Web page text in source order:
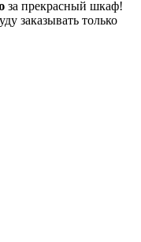
за прекрасный шкаф!
заказывать только